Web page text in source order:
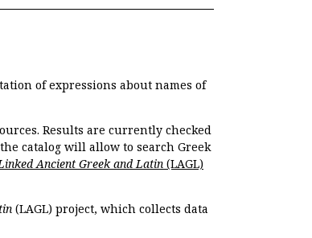
of expressions about names of
Results are currently checked
catalog will allow to search Greek
Ancient Greek and Latin (LAGL)
(LAGL) project, which collects data